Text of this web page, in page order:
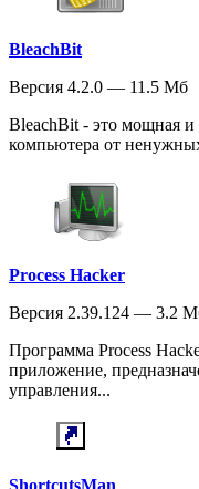
BleachBit
Версия 4.2.0 — 11.5 Мб
BleachBit - это мощная и
компьютера от
Process Hacker
Версия 2.39.124 — 3.2
Программа Process
приложение,
управления...
ShortcutsMan